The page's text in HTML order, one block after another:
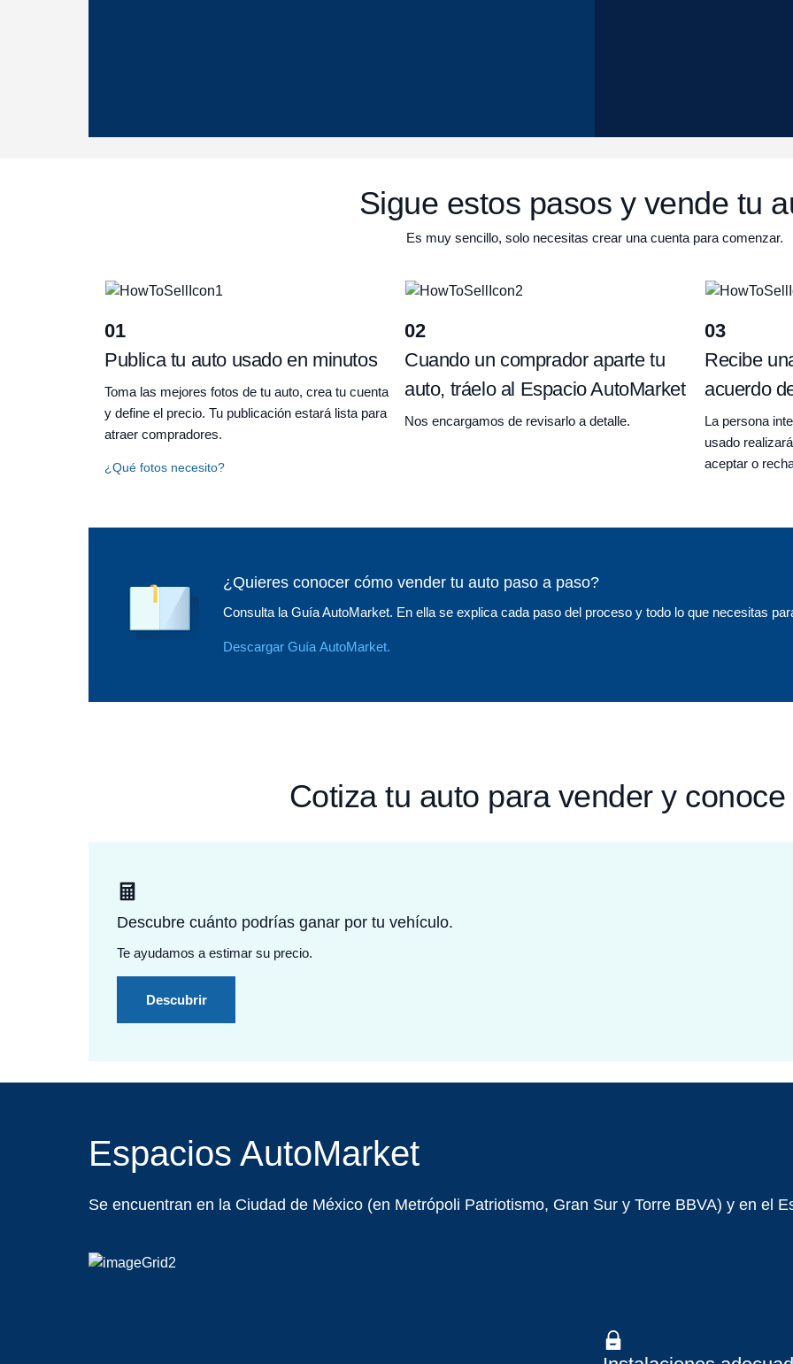
Sigue estos pasos y vende tu
Es muy sencillo, solo necesitas crear una cuenta para comenzar.
01
Publica tu auto usado en minutos
Toma las mejores fotos de tu auto, crea tu cuenta
y define el precio. Tu publicación estará lista para
atraer compradores.
¿Qué fotos necesito?
02
Cuando un comprador aparte tu
auto, tráelo al Espacio AutoMarket
Nos encargamos de revisarlo a detalle.
03
Recibe
acuerdo
La persona
usado
aceptar o
¿Quieres conocer cómo vender tu auto paso a paso?
Consulta la Guía AutoMarket. En ella se explica cada paso del proceso y todo lo que necesitas
Descargar Guía AutoMarket.
Cotiza tu auto para vender y
Descubre cuánto podrías ganar por tu vehículo.
Te ayudamos a estimar su precio.
Descubrir
Espacios AutoMarket
Se encuentran en la Ciudad de México (en Metrópoli Patriotismo, Gran Sur y Torre BBVA) y en el